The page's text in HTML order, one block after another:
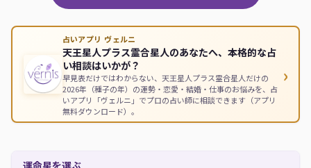
占いアプリ ヴェルニ
天王星人プラス霊合星人のあなたへ、本格的な占
い相談はいかが？
早見表だけではわからない、天王星人プラス霊合星人だけの
2026年（種子の年）の運勢・恋愛・結婚・仕事のお悩みを、占
いアプリ「ヴェルニ」でプロの占い師に相談できます（アプリ
無料ダウンロード）。
›
運命星を選ぶ